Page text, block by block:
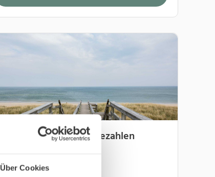
Über Cookies
14 Nächte bleiben - 11 bezahlen
20.09.2026 - 20.12.2026